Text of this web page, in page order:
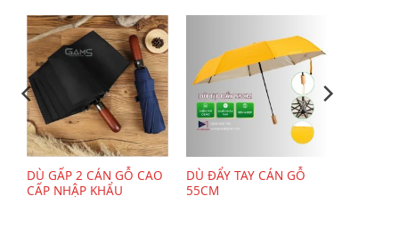
DÙ GẤP 2 CÁN GỖ CAO
CẤP NHẬP KHẨU
DÙ ĐẨY TAY CÁN GỖ
55CM